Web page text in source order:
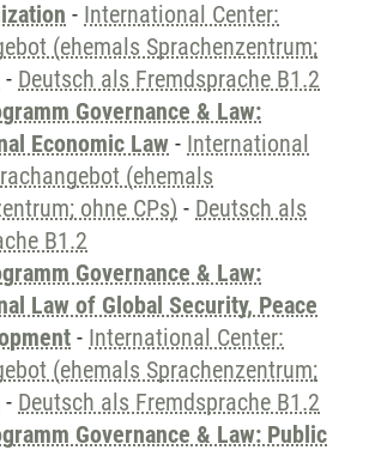
- International Center:
(ehemals Sprachenzentrum;
- Deutsch als Fremdsprache B1.2
Governance & Law:
Economic Law - International
(ehemals
ohne CPs) - Deutsch als
B1.2
Governance & Law:
Law of Global Security, Peace
- International Center:
(ehemals Sprachenzentrum;
- Deutsch als Fremdsprache B1.2
Governance & Law: Public